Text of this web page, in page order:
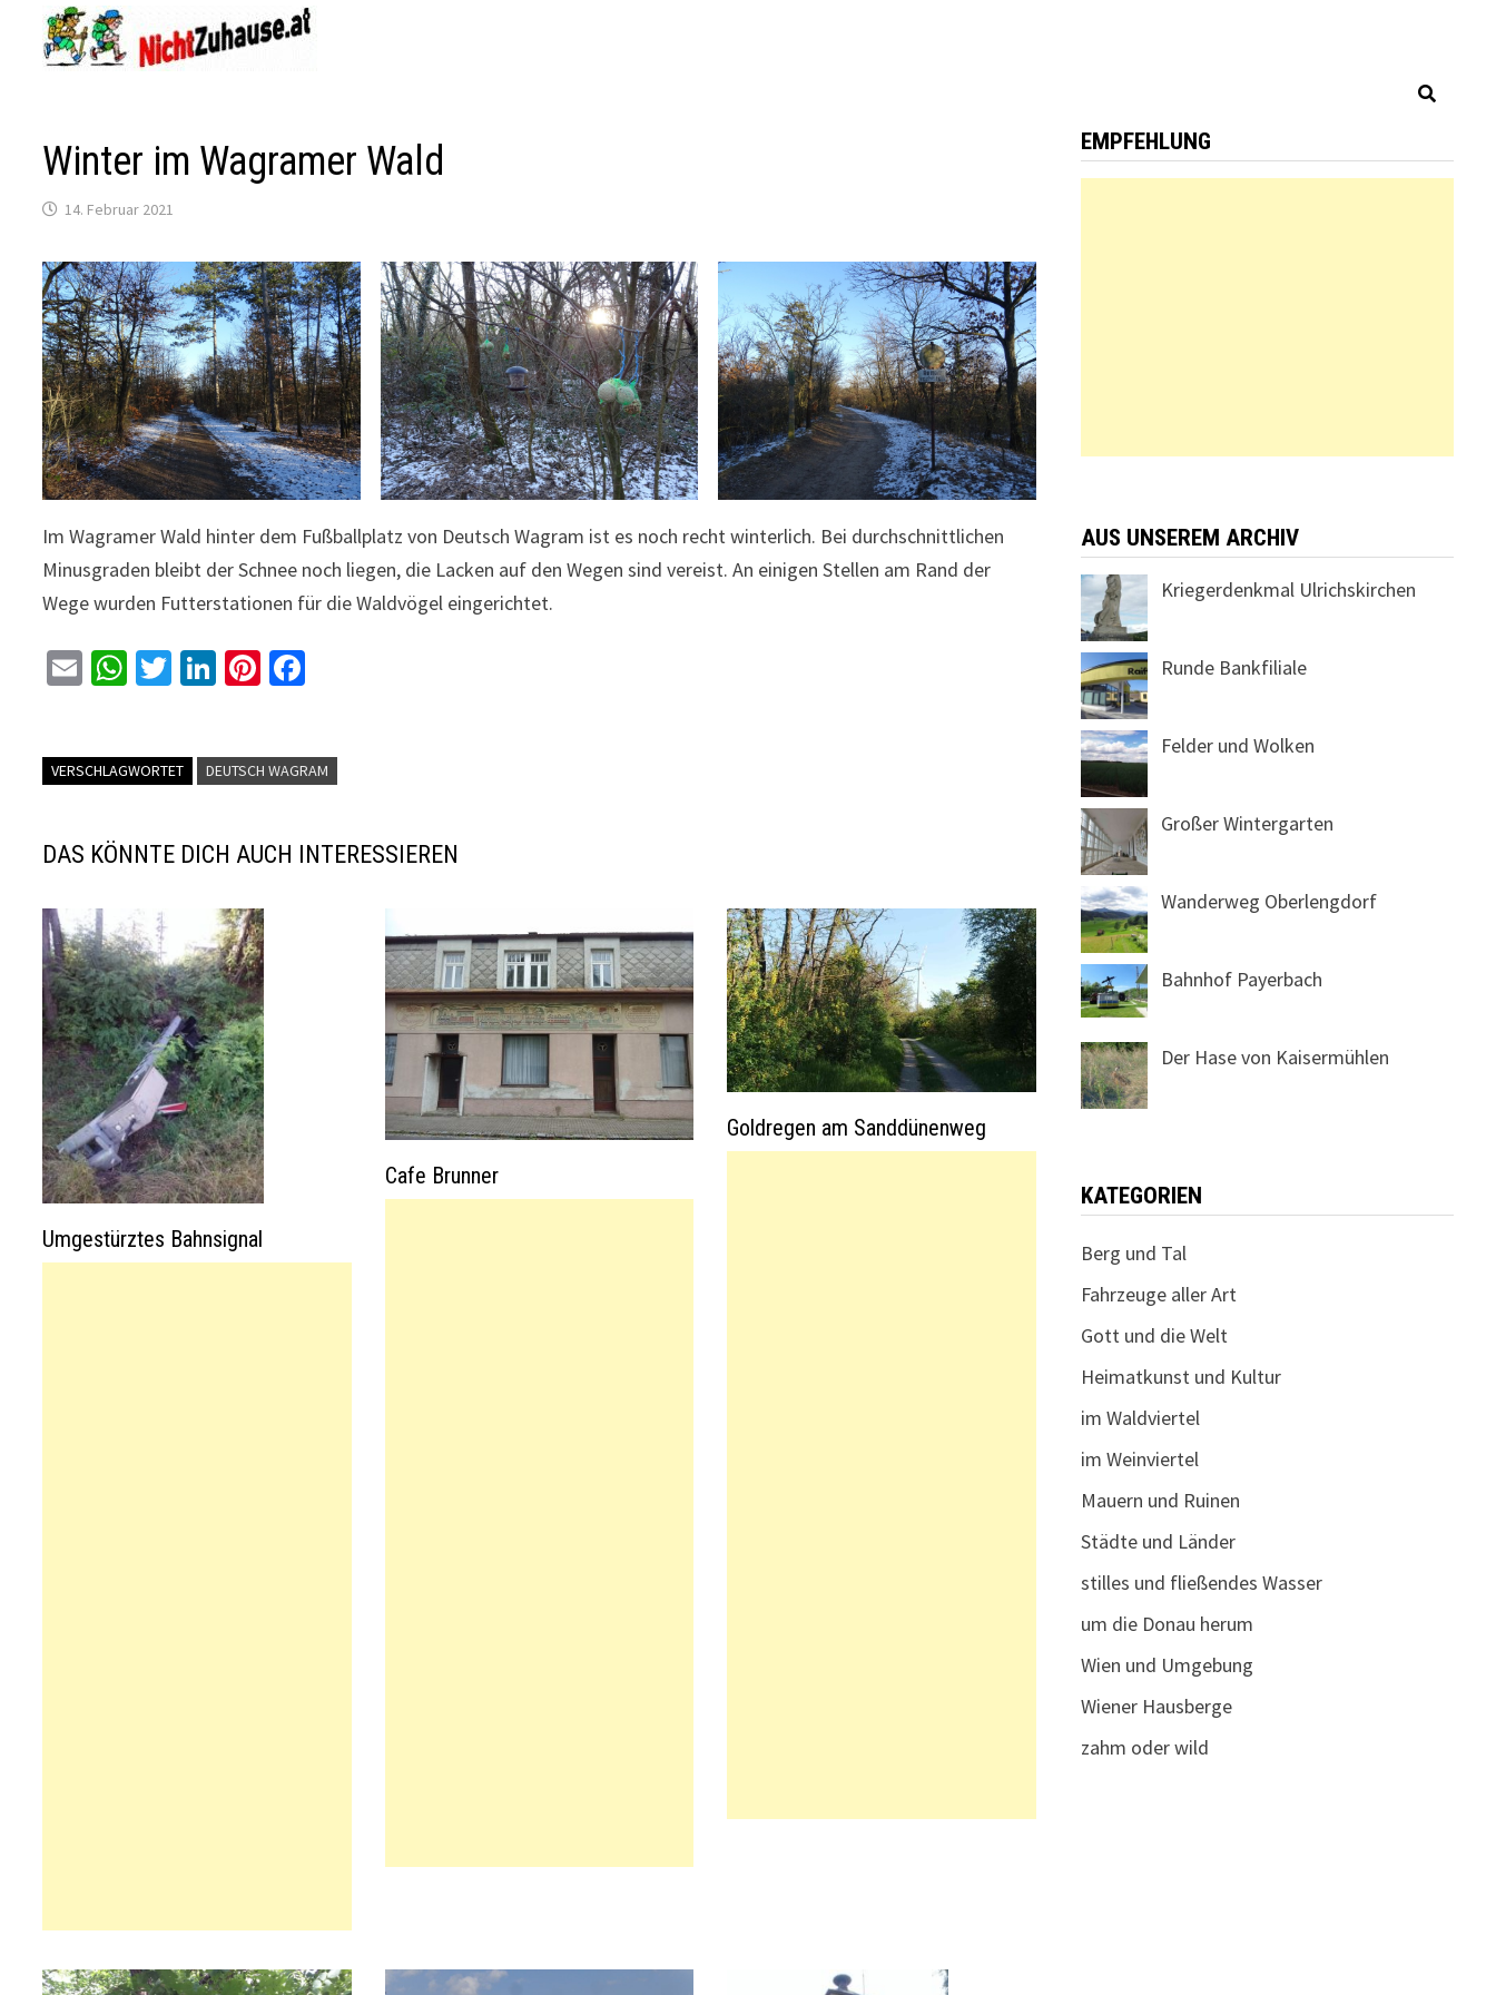
Inhalt
springen
Winter im Wagramer Wald
14. Februar 2021
Im Wagramer Wald hinter dem Fußballplatz von Deutsch Wagram ist es noch recht winterlich. Bei durchschnittlichen
Minusgraden bleibt der Schnee noch liegen, die Lacken auf den Wegen sind vereist. An einigen Stellen am Rand der
Wege wurden Futterstationen für die Waldvögel eingerichtet.
E
l
W
sA
p
T
er
Li
dI
Pi
es o
k
VERSCHLAGWORTET DEUTSCH WAGRAM
DAS KÖNNTE DICH AUCH INTERESSIEREN
Umgestürztes Bahnsignal
Cafe Brunner
Goldregen am Sanddünenweg
EMPFEHLUNG
AUS UNSEREM ARCHIV
Kriegerdenkmal Ulrichskirchen
Runde Bankfiliale
Felder und Wolken
Großer Wintergarten
Wanderweg Oberlengdorf
Bahnhof Payerbach
Der Hase von Kaisermühlen
KATEGORIEN
Berg und Tal
Fahrzeuge aller Art
Gott und die Welt
Heimatkunst und Kultur
im Waldviertel
im Weinviertel
Mauern und Ruinen
Städte und Länder
stilles und fließendes Wasser
um die Donau herum
Wien und Umgebung
Wiener Hausberge
zahm oder wild